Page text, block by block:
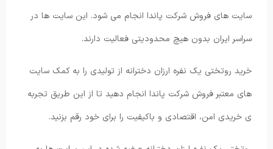
سایت های فروش شرکت پاندا انجام می شود. این سایت ها در
سراسر ایران بدون هیچ محدودیتی فعالیت دارند.
خرید روتختی یک نفره ارزان دخترانه از تولیدی را به کمک سایت
های معتبر فروش شرکت پاندا انجام دهید تا از این طریق تجربه
ی خریدی امن، اقتصادی و باکیفیت را برای خود رقم بزنید.